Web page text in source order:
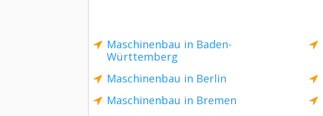
Maschinenbau in Baden-
Württemberg
Maschinenbau in Berlin
Maschinenbau in Bremen